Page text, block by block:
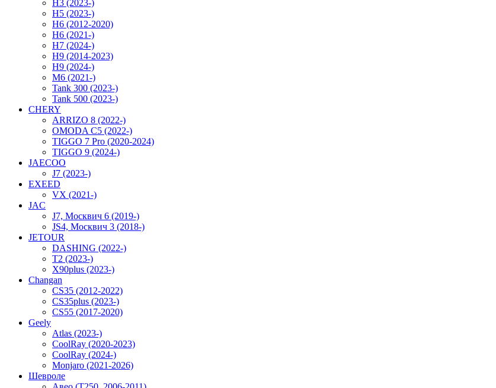
H3 (2023-)
H5 (2023-)
H6 (2012-2020)
H6 (2021-)
H7 (2024-)
H9 (2014-2023)
H9 (2024-)
M6 (2021-)
Tank 300 (2023-)
Tank 500 (2023-)
CHERY
ARRIZO 8 (2022-)
OMODA C5 (2022-)
TIGGO 7 Pro (2020-2024)
TIGGO 9 (2024-)
JAECOO
J7 (2023-)
EXEED
VX (2021-)
JAC
J7, Москвич 6 (2019-)
JS4, Москвич 3 (2018-)
JETOUR
DASHING (2022-)
T2 (2023-)
X90plus (2023-)
Changan
CS35 (2012-2022)
CS35plus (2023-)
CS55 (2017-2020)
Geely
Atlas (2023-)
CoolRay (2020-2023)
CoolRay (2024-)
Monjaro (2021-2026)
Шевроле